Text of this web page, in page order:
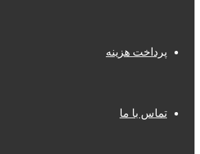
پرداخت هزینه
تماس با ما